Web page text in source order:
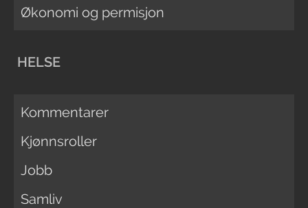
Økonomi og permisjon
HELSE
Kommentarer
Kjønnsroller
Jobb
Samliv